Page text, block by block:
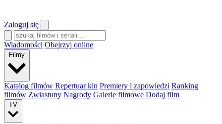
Zaloguj się
Wiadomości Obejrzyj online
Filmy
Katalog filmów Repertuar kin Premiery i zapowiedzi Ranking
filmów Zwiastuny Nagrody Galerie filmowe Dodaj film
TV